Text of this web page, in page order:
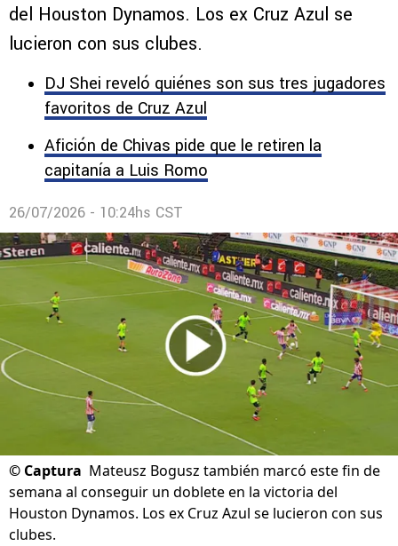
del Houston Dynamos. Los ex Cruz Azul se
lucieron con sus clubes.
DJ Shei reveló quiénes son sus tres jugadores
favoritos de Cruz Azul
Afición de Chivas pide que le retiren la
capitanía a Luis Romo
26/07/2026 - 10:24hs CST
© Captura Mateusz Bogusz también marcó este fin de
semana al conseguir un doblete en la victoria del
Houston Dynamos. Los ex Cruz Azul se lucieron con sus
clubes.